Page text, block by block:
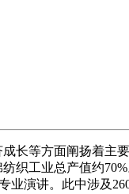
长等方面阐扬着主
织工业总产值约
业演讲。此中涉及